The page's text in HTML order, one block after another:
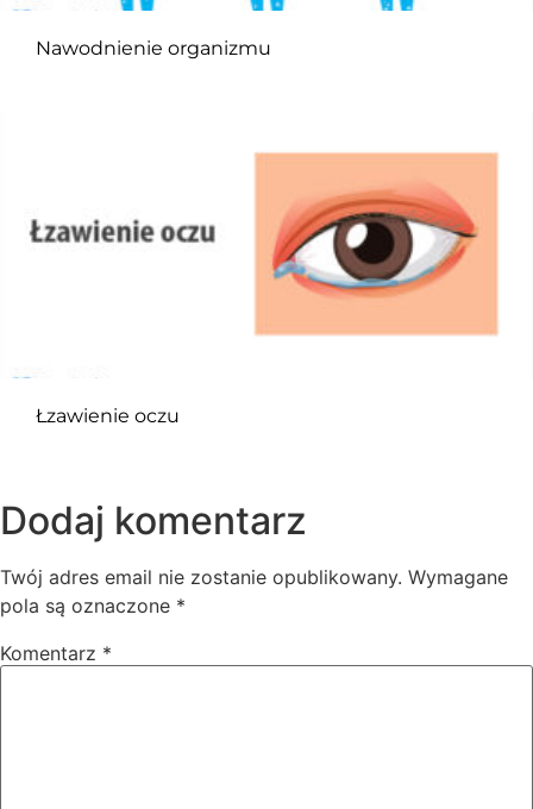
Nawodnienie organizmu
Łzawienie oczu
Dodaj komentarz
Twój adres email nie zostanie opublikowany. Wymagane
pola są oznaczone *
Komentarz *